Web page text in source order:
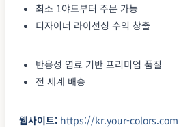
최소 1야드부터 주문 가능
디자이너 라이선싱 수익 창출
반응성 염료 기반 프리미엄 품질
전 세계 배송
웹사이트: https://kr.your-colors.com